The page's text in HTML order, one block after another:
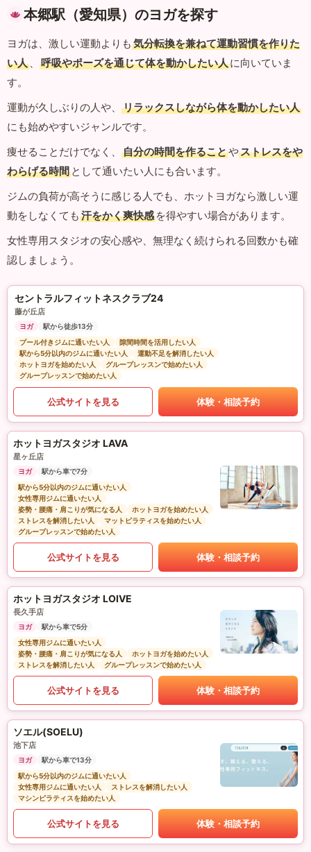
本郷駅（愛知県）のヨガを探す
ヨガは、激しい運動よりも 気分転換を兼ねて運動習慣を作りた
い人 、 呼吸やポーズを通じて体を動かしたい人に向いていま
す。
運動が久しぶりの人や、
リラックスしながら体を動かしたい人
にも始めやすいジャンルです。
痩せることだけでなく、
自分の時間を作ることやストレスをや
わらげる時間 として通いたい人にも合います。
ジムの負荷が高そうに感じる人でも、ホットヨガなら激しい運
動をしなくても 汗をかく爽快感 を得やすい場合があります。
女性専用スタジオの安心感や、無理なく続けられる回数かも確
認しましょう。
セントラルフィットネスクラブ24
藤が丘店
ヨガ
駅から徒歩13分
プール付きジムに通いたい人
隙間時間を活用したい人
駅から5分以内のジムに通いたい人
運動不足を解消したい人
ホットヨガを始めたい人
グループレッスンで始めたい人
グループレッスンで始めたい人
公式サイトを見る 体験・相談予約
ホットヨガスタジオ LAVA
星ヶ丘店
ヨガ
駅から車で7分
駅から5分以内のジムに通いたい人
女性専用ジムに通いたい人
姿勢・腰痛・肩こりが気になる人
ホットヨガを始めたい人
ストレスを解消したい人
マットピラティスを始めたい人
グループレッスンで始めたい人
公式サイトを見る 体験・相談予約
ホットヨガスタジオ LOIVE
長久手店
ヨガ
駅から車で5分
女性専用ジムに通いたい人
姿勢・腰痛・肩こりが気になる人
ホットヨガを始めたい人
ストレスを解消したい人
グループレッスンで始めたい人
公式サイトを見る 体験・相談予約
ソエル(SOELU)
池下店
ヨガ
駅から車で13分
駅から5分以内のジムに通いたい人
女性専用ジムに通いたい人
ストレスを解消したい人
マシンピラティスを始めたい人
公式サイトを見る 体験・相談予約